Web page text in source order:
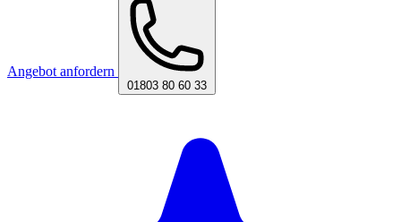
Angebot anfordern
01803 80 60 33